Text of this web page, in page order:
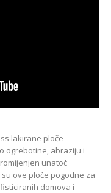
lakirane ploče
ogrebotine, abraziju i
unatoč
ove ploče pogodne za
domova i